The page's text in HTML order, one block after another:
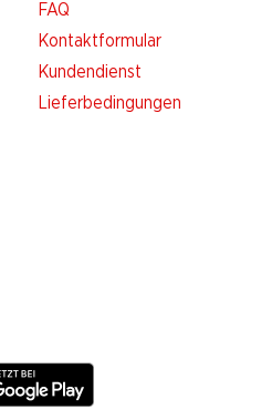
FAQ
Kontaktformular
Kundendienst
Lieferbedingungen